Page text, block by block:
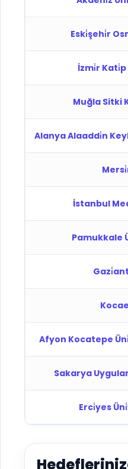
Eski̇şehi̇r
İzmi̇r
Muğla Sitki
Alanya Alaaddi̇n
İstanbul
Pamukkale
Afyon Kocatepe
Sakarya
Erci̇yes